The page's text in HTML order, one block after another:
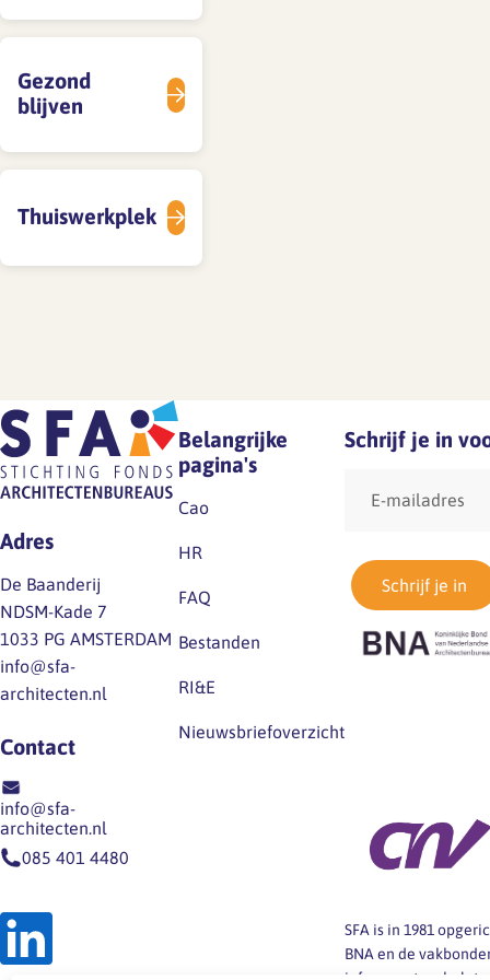
Factor
Gezond
blijven
Thuiswerkplek
Adres
De Baanderij
NDSM-Kade 7
1033 PG AMSTERDAM
info@sfa-
architecten.nl
Contact
info@sfa-
architecten.nl
085 401 4480
Belangrijke
pagina's
Cao
HR
FAQ
Bestanden
RI&E
Nieuwsbriefoverzicht
Schrijf je in
mailadres
Schrijf je in
SFA is in 1981
BNA en de